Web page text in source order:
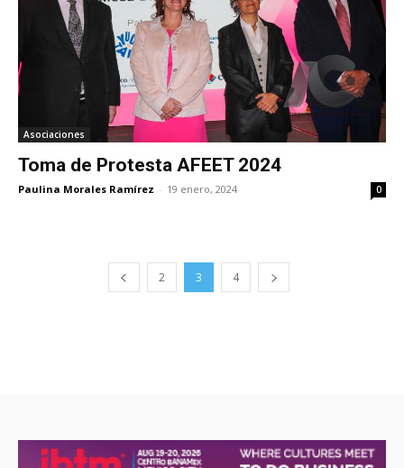
Asociaciones
Toma de Protesta AFEET 2024
Paulina Morales Ramírez - 19 enero, 2024 0
2 3 4